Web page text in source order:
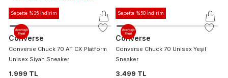
Sepette %35 İndirim
Converse
Converse Chuck 70 AT CX Platform
Unisex Siyah Sneaker
1.999 TL
Sepette %50 İndirim
Converse
Converse Chuck 70 Unisex Yeşil
Sneaker
3.499 TL